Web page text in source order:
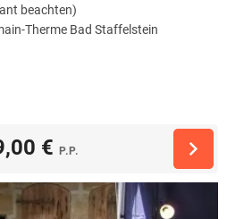
beachten)
Therme Bad Staffelstein
€ P.P.